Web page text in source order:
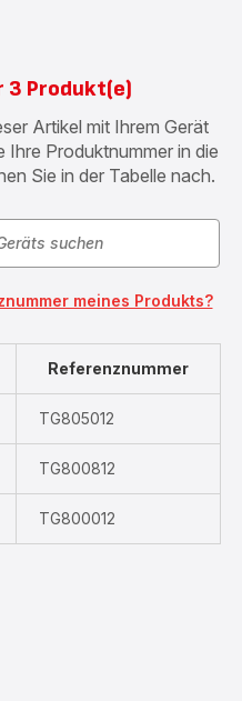
Produkt(e)
Artikel mit Ihrem Gerät
Ihre Produktnummer in die
Sie in der Tabelle nach.
meines Produkts?
Referenznummer
TG805012
TG800812
TG800012